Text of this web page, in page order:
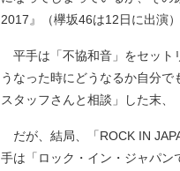
2017』（欅坂46は12日に出演
平手は「不協和音」をセット
うなった時にどうなるか自分
スタッフさんと相談」した末、
だが、結局、「ROCK IN
手は「ロック・イン・ジャパン